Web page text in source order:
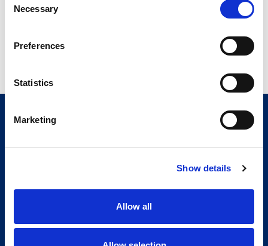
Selection
Necessary
Preferences
Statistics
Marketing
Show details
Allow all
Entretien de machines
Manutention / Emballage